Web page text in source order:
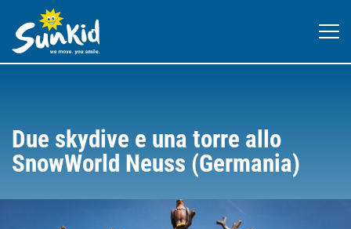
Due skydive e una torre allo
SnowWorld Neuss (Germania)